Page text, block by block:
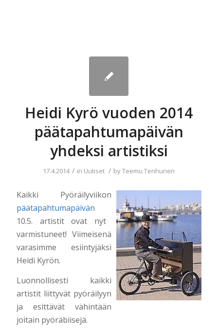
Heidi Kyrö vuoden 2014
päätapahtumapäivän
yhdeksi artistiksi
17.4.2014 / in Uutiset / byTeemu Tenhunen
Kaikki Pyöräilyviikon
päätapahtumapäivän
10.5. artistit ovat nyt
varmistuneet! Viimeisenä
varasimme esiintyjäksi
Heidi Kyrön.
Luonnollisesti kaikki
artistit liittyvät pyöräilyyn
ja esittävät vähintään
joitain pyöräbiisejä.